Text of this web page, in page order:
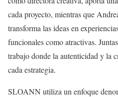
cada proyecto, mientras que
transforma las ideas en
funcionales como atractivas.
trabajo donde la autenticidad y la
cada estrategia.
SLOANN utiliza un enfoque